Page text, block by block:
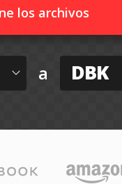
los archivos
a DBK